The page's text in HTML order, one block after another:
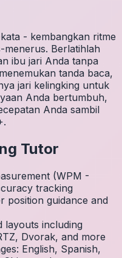
- kembangkan ritme
Berlatihlah
ibu jari Anda tanpa
tanda baca,
jari kelingking untuk
Anda bertumbuh,
Anda sambil
Tutor
(WPM -
tracking
position guidance and
including
Dvorak, and more
English, Spanish,